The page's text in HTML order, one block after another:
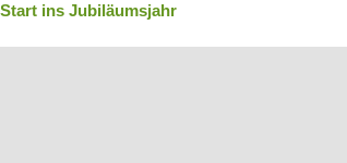
Start ins Jubiläumsjahr